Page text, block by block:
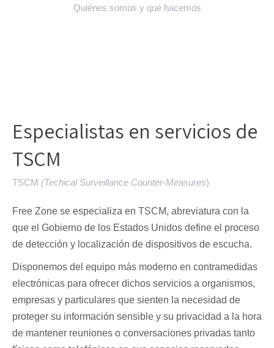
Quiénes somos y qué hacemos
Especialistas en servicios de
TSCM
TSCM (Techical Surveillance Counter-Measures)
Free Zone se especializa en TSCM, abreviatura con la
que el Gobierno de los Estados Unidos define el proceso
de detección y localización de dispositivos de escucha.
Disponemos del equipo más moderno en contramedidas
electrónicas para ofrecer dichos servicios a organismos,
empresas y particulares que sienten la necesidad de
proteger su información sensible y su privacidad a la hora
de mantener reuniones o conversaciones privadas tanto